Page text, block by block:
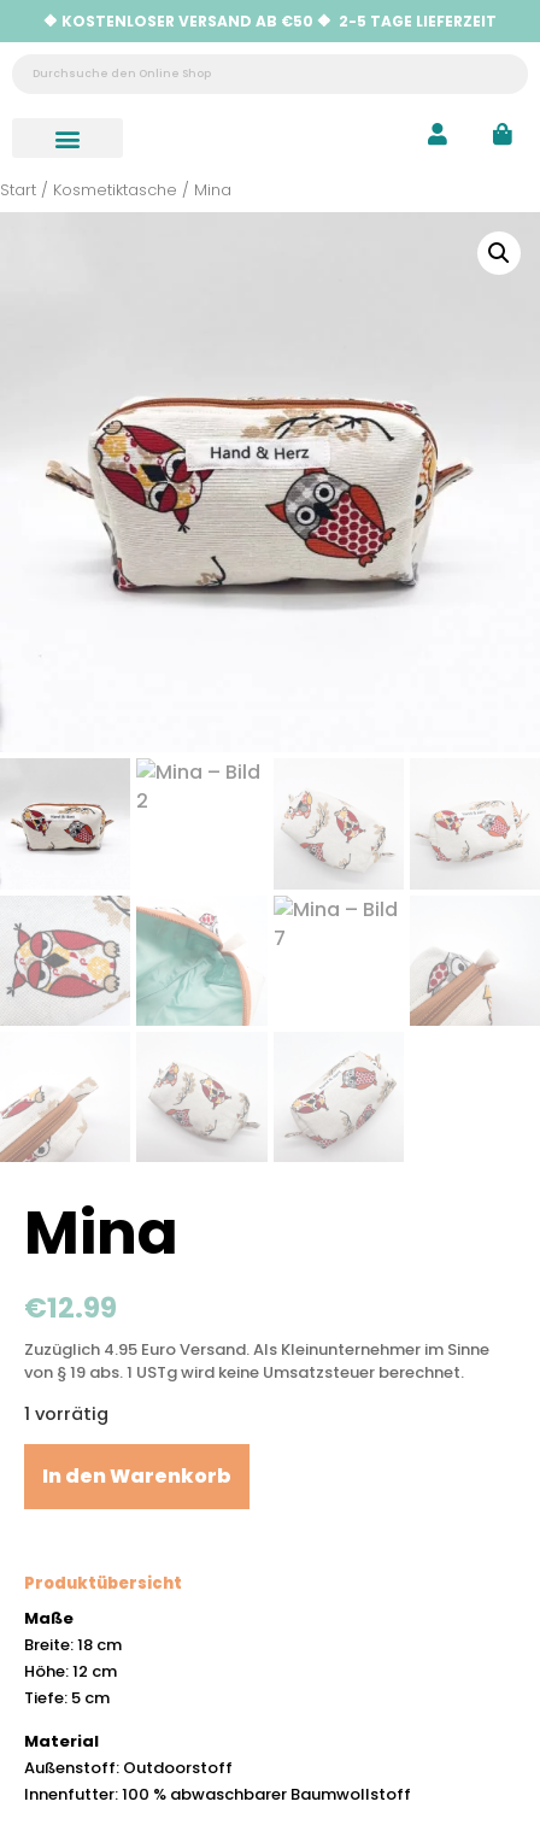
🔶 KOSTENLOSER VERSAND AB €50 🔶 2-5 TAGE LIEFERZEIT
Start / Kosmetiktasche / Mina
Mina
€12.99
Zuzüglich 4.95 Euro Versand. Als Kleinunternehmer im Sinne
von § 19 abs. 1 USTg wird keine Umsatzsteuer berechnet.
1 vorrätig
In den Warenkorb
Produktübersicht
Maße
Breite: 18 cm
Höhe: 12 cm
Tiefe: 5 cm
Material
Außenstoff: Outdoorstoff
Innenfutter: 100 % abwaschbarer Baumwollstoff